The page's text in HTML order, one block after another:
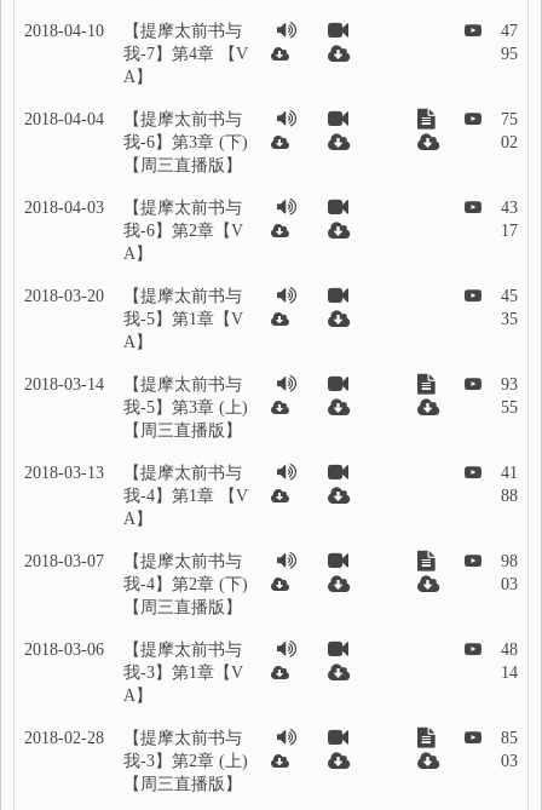
2018-04-10
【提摩太前书与
我-7】第4章 【V
A】
47
95
2018-04-04
【提摩太前书与
我-6】第3章 (下)
【周三直播版】
75
02
2018-04-03
【提摩太前书与
我-6】第2章【V
A】
43
17
2018-03-20
【提摩太前书与
我-5】第1章【V
A】
45
35
2018-03-14
【提摩太前书与
我-5】第3章 (上)
【周三直播版】
93
55
2018-03-13
【提摩太前书与
我-4】第1章 【V
A】
41
88
2018-03-07
【提摩太前书与
我-4】第2章 (下)
【周三直播版】
98
03
2018-03-06
【提摩太前书与
我-3】第1章【V
A】
48
14
2018-02-28
【提摩太前书与
我-3】第2章 (上)
【周三直播版】
85
03